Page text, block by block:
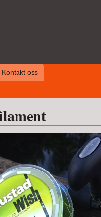
Kontakt oss